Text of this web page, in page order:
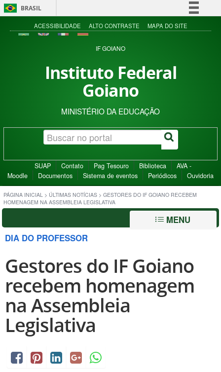
BRASIL
Simplifique!
Acesso à informação
ACESSIBILIDADE ALTO CONTRASTE MAPA DO SITE
IF GOIANO
Instituto Federal
Goiano
MINISTÉRIO DA EDUCAÇÃO
SUAP Contato Pag Tesouro Biblioteca
AVA -
Moodle
Documentos Sistema de eventos Periódicos Ouvidoria
PÁGINA INICIAL > ÚLTIMAS NOTÍCIAS > GESTORES DO IF GOIANO RECEBEM
HOMENAGEM NA ASSEMBLEIA LEGISLATIVA
MENU
DIA DO PROFESSOR
Gestores do IF Goiano
recebem homenagem
na Assembleia
Legislativa